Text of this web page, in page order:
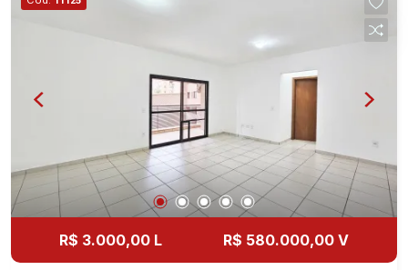
R$ 3.000,00 L R$ 580.000,00 V